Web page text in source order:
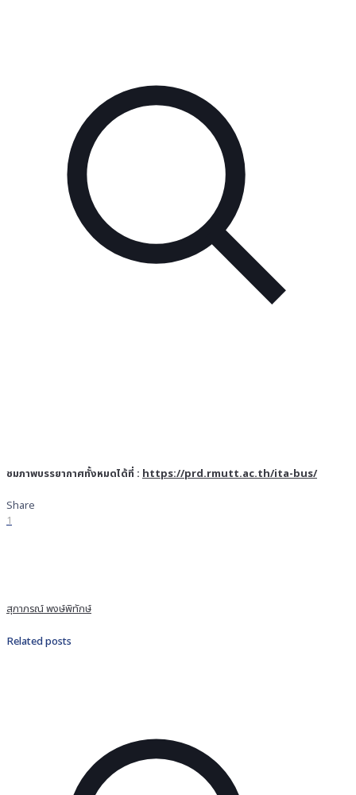
ชมภาพบรรยากาศทั้งหมดได้ที่ : https://prd.rmutt.ac.th/ita-bus/
Share
1
สุภาภรณ์ พงษ์พิทักษ์
Related posts